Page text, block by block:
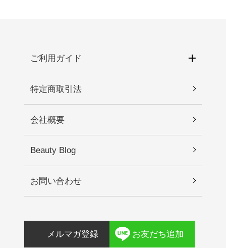
ご利用ガイド
特定商取引法
会社概要
Beauty Blog
お問い合わせ
メルマガ登録 お友だち追加